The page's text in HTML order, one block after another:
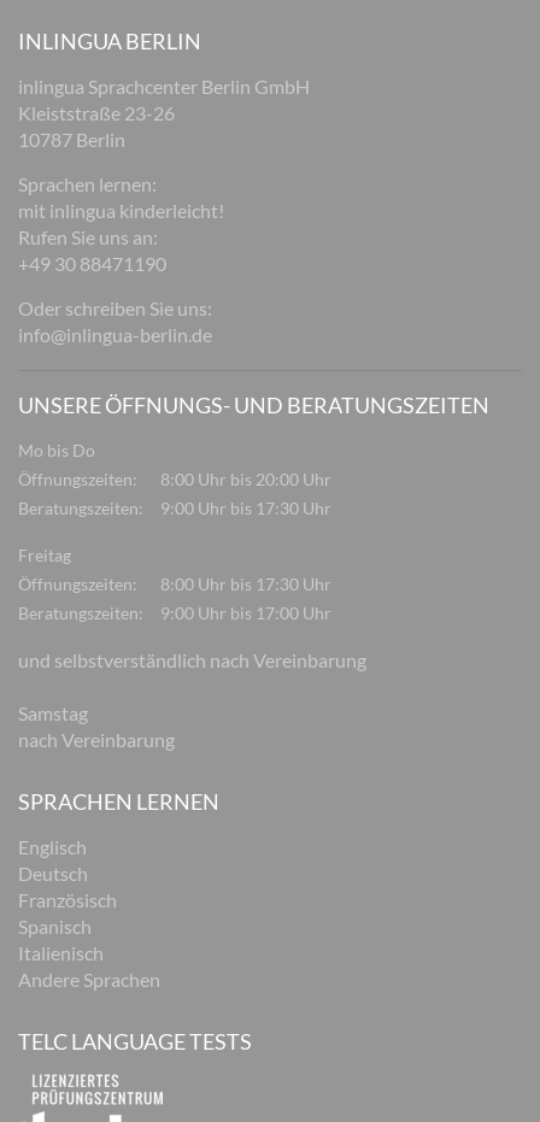
INLINGUA BERLIN
inlingua Sprachcenter Berlin GmbH
Kleiststraße 23-26
10787 Berlin
Sprachen lernen:
mit inlingua kinderleicht!
Rufen Sie uns an:
+49 30 88471190
Oder schreiben Sie uns:
info@inlingua-berlin.de
UNSERE ÖFFNUNGS- UND BERATUNGSZEITEN
Mo bis Do
Öffnungszeiten:
8:00 Uhr bis 20:00 Uhr
Beratungszeiten:
9:00 Uhr bis 17:30 Uhr
Freitag
Öffnungszeiten:
8:00 Uhr bis 17:30 Uhr
Beratungszeiten:
9:00 Uhr bis 17:00 Uhr
und selbstverständlich nach Vereinbarung
Samstag
nach Vereinbarung
SPRACHEN LERNEN
Englisch
Deutsch
Französisch
Spanisch
Italienisch
Andere Sprachen
TELC LANGUAGE TESTS